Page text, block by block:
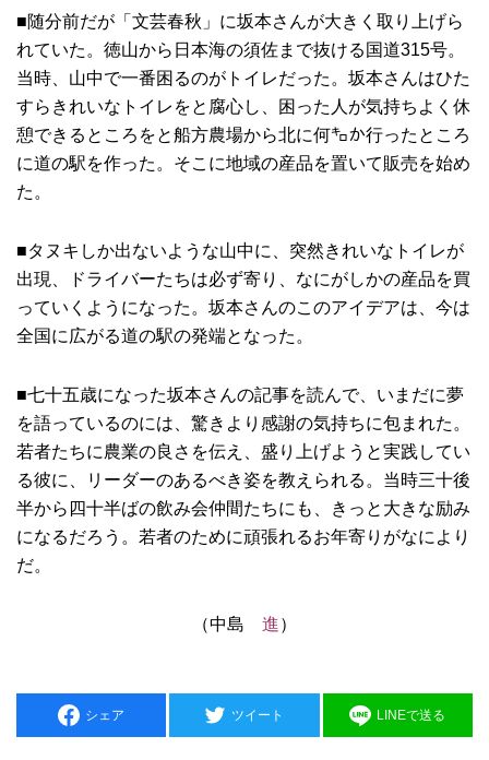
■随分前だが「文芸春秋」に坂本さんが大きく取り上げら
れていた。徳山から日本海の須佐まで抜ける国道315号。
当時、山中で一番困るのがトイレだった。坂本さんはひた
すらきれいなトイレをと腐心し、困った人が気持ちよく休
憩できるところをと船方農場から北に何㌔か行ったところ
に道の駅を作った。そこに地域の産品を置いて販売を始め
た。
■タヌキしか出ないような山中に、突然きれいなトイレが
出現、ドライバーたちは必ず寄り、なにがしかの産品を買
っていくようになった。坂本さんのこのアイデアは、今は
全国に広がる道の駅の発端となった。
■七十五歳になった坂本さんの記事を読んで、いまだに夢
を語っているのには、驚きより感謝の気持ちに包まれた。
若者たちに農業の良さを伝え、盛り上げようと実践してい
る彼に、リーダーのあるべき姿を教えられる。当時三十後
半から四十半ばの飲み会仲間たちにも、きっと大きな励み
になるだろう。若者のために頑張れるお年寄りがなにより
だ。
（中島 進）
シェア ツイート LINEで送る